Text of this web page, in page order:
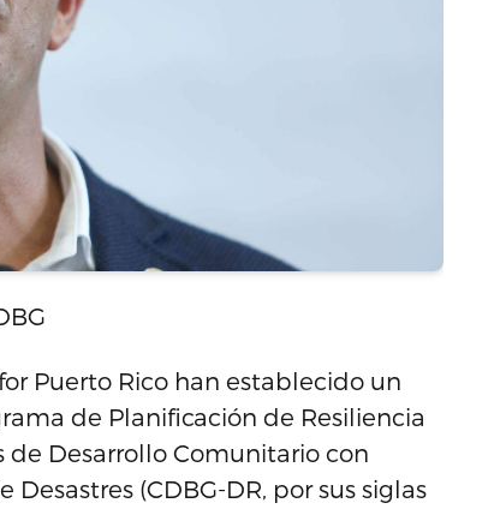
Puerto Rico han establecido un
de Planificación de Resiliencia
Desarrollo Comunitario con
(CDBG-DR, por sus siglas